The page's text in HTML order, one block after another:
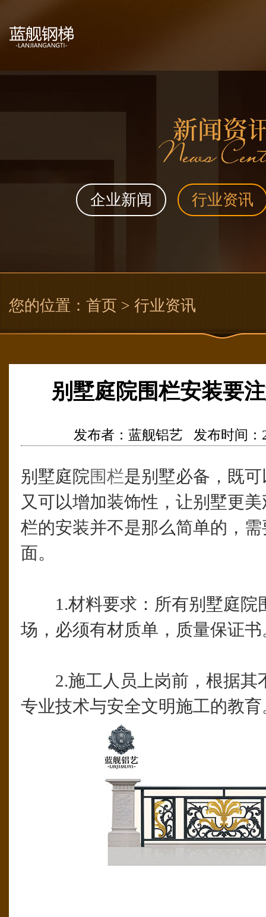
企业新闻 行业资讯
您的位置：首页> 行业资讯
别墅庭院围栏安装要
发布者：蓝舰铝艺 发布时间：
别墅庭院围栏是别墅必备，既
又可以增加装饰性，让别墅更
栏的安装并不是那么简单的，
面。
1.材料要求：所有别墅庭院
场，必须有材质单，质量保证书
2.施工人员上岗前，根据其
专业技术与安全文明施工的教育